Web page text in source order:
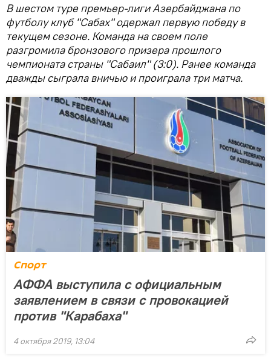
В шестом туре премьер-лиги Азербайджана по
футболу клуб "Сабах" одержал первую победу в
текущем сезоне. Команда на своем поле
разгромила бронзового призера прошлого
чемпионата страны "Сабаил" (3:0). Ранее команда
дважды сыграла вничью и проиграла три матча.
Спорт
АФФА выступила с официальным
заявлением в связи с провокацией
против "Карабаха"
4 октября 2019, 13:04